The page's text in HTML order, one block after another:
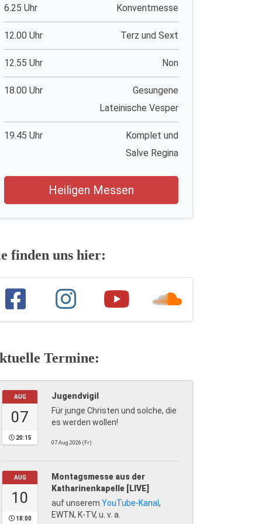
6.25 Uhr Konventmesse
12.00 Uhr Terz und Sext
12.55 Uhr Non
18.00 Uhr
Gesungene
Lateinische Vesper
19.45 Uhr
Komplet und
Salve Regina
Heiligen Messen
finden uns hier:
Termine:
AUG
07
20:15
Jugendvigil
Für junge Christen und solche, die
es werden wollen!
07.Aug.2026 (Fr)
AUG
10
18:00
Montagsmesse aus der
Katharinenkapelle [LIVE]
auf unserem YouTube-Kanal ,
EWTN, K-TV, u. v. a.